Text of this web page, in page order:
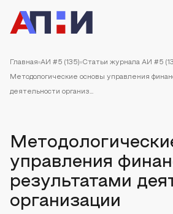
Главная АИ #5 (135) Статьи журнала АИ #5
Методологические основы управления
деятельности организ...
управления
результатами
организации